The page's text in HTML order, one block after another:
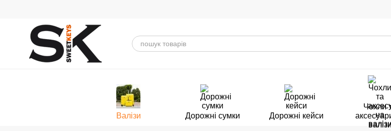
Валізи Дорожні сумки Дорожні кейси
Чохли
валізи